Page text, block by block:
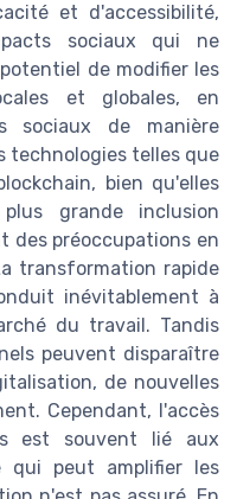
et d'accessibilité,
sociaux qui ne
de modifier les
et globales, en
sociaux de manière
technologies telles que
bien qu'elles
grande inclusion
des préoccupations en
transformation rapide
inévitablement à
du travail. Tandis
peuvent disparaître
de nouvelles
Cependant, l'accès
est souvent lié aux
qui peut amplifier les